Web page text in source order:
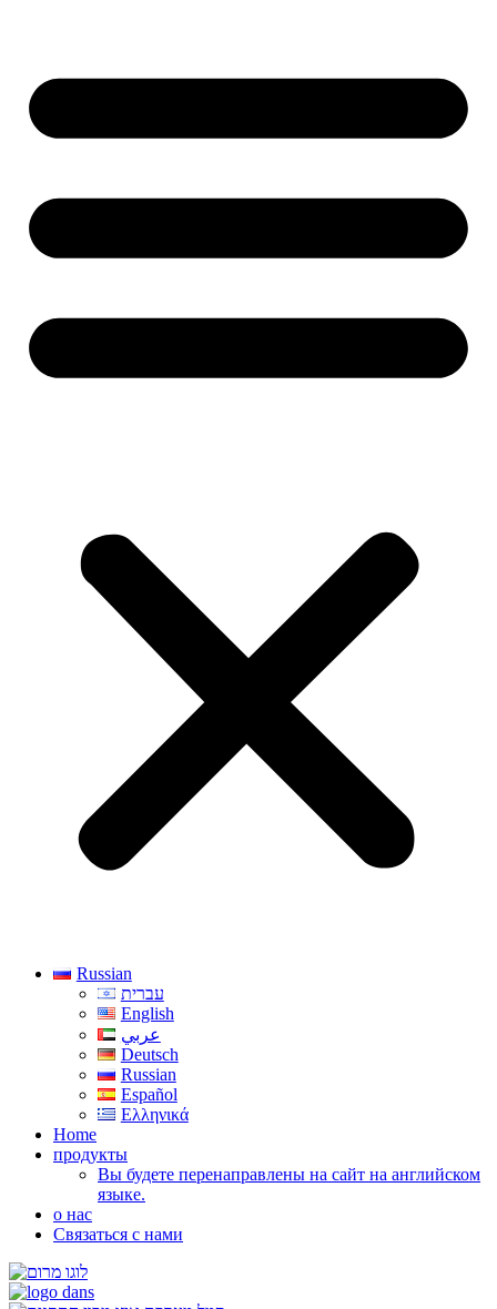
Russian
עברית
English
عربي
Deutsch
Russian
Español
Ελληνικά
Home
продукты
Вы будете перенаправлены на сайт на английском
языке.
о нас
Связаться с нами